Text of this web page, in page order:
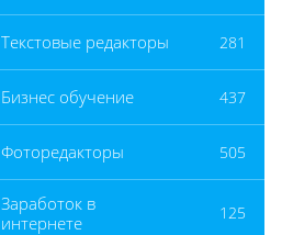
Текстовые редакторы 281
Бизнес обучение 437
Фоторедакторы 505
Заработок в
интернете
125